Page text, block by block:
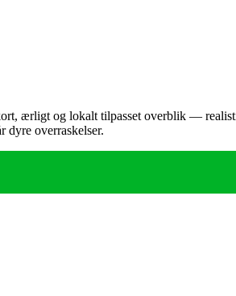
ærligt og lokalt tilpasset overblik —
dyre overraskelser.